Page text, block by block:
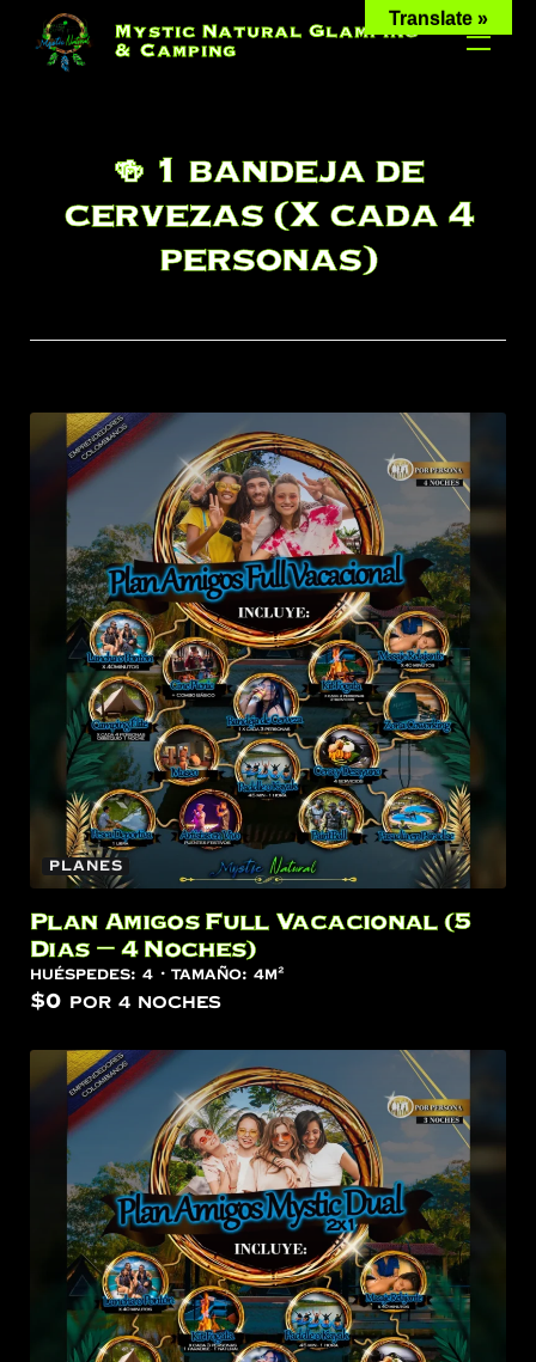
Skip
content
Mystic Natural Glamping
& Camping
🍻 1 bandeja de
cervezas (X cada 4
personas)
Planes
Plan Amigos Full Vacacional (5
Dias – 4 Noches)
Huéspedes: 4 Tamaño: 4m²
$0 por 4 noches
Translate »